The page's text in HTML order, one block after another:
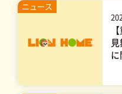
ニュース